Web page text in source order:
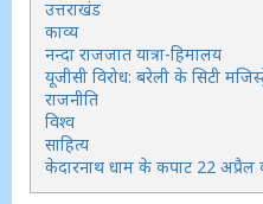
उत्तराखंड
काव्य
नन्दा राजजात यात्रा-हिमालय
यूजीसी विरोध: बरेली के सिटी
राजनीति
विश्व
साहित्य
केदारनाथ धाम के कपाट 22